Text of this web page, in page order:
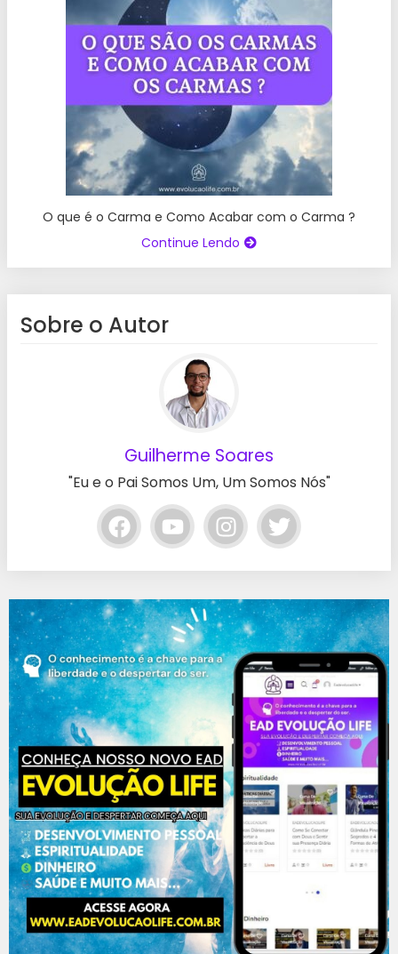
O que é o Carma e Como Acabar com o Carma ?
Continue Lendo
Sobre o Autor
Guilherme Soares
"Eu e o Pai Somos Um, Um Somos Nós"